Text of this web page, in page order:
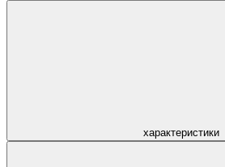
характеристики